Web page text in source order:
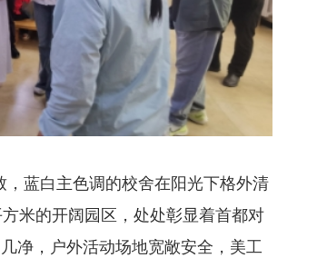
，蓝白主色调的校舍在阳光下格外清
米的开阔园区，处处彰显着首都对
净，户外活动场地宽敞安全，美工